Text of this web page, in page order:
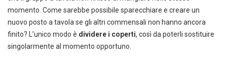
momento. Come sarebbe possibile sparecchiare e creare un
nuovo posto a tavola se gli altri commensali non hanno ancora
finito? L’unico modo è dividere i coperti, così da poterli sostituire
singolarmente al momento opportuno.